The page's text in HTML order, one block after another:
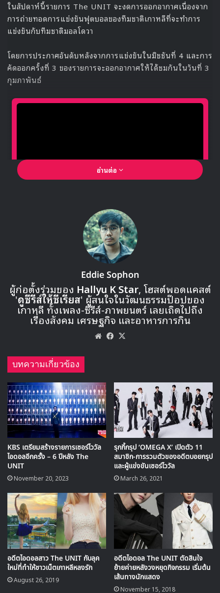
ในสัปดาห์นี้รายการ The UNIT จะงดการออกอากาศเนื่องจาก
การถ่ายทอดการแข่งขันฟุตบอลของทีมชาติเกาหลีที่จะทำการ
แข่งขันกับทีมชาติมอลโดวา
โดยการประกาศอันดับหลังจากการแข่งขันในมิชชันที่ 4 และการ
คัดออกครั้งที่ 3 ของรายการจะออกอากาศให้ได้ชมกันในวันที่ 3
กุมภาพันธ์
🎙GYUBIN ปลื้มเมืองไทยขนาดไหน? ถึงกลับมาถ่าย
MV เพลงใหม่ LIKE U 100 ที่กรุงเทพ
▶ คลิกดูสัมภาษณ์พิเศษ
พร้อมกับประกาศนี้ The UNIT ได้ส่งรูปทีเซอร์สีเทาออกมา ซึ่ง
บนรูปมีตัวอักษรและตัวเลขปริศนาที่สร้างความสงสัยให้กับ
แฟนๆของรายการ
รูปทีเซอร์ที่ถูกปล่อยออกมานี้สื่อในเกาหลีได้เรียกว่า The UNIT
BLACK มาพร้อมกับโลโก้สีดำ และอักษร-ตัวเลข 24 – 10 – 03
– C2 – 16 ทำให้เหล่า ยูนิตเมคเกอร์ ต่างคาดเดากันไปต่างๆ
อ่านต่อ
Eddie Sophon
ผู้ก่อตั้งร่วมของ Hallyu K Star, โฮสต์พอดแคสต์
'ดูซีรีส์ให้ซีเรียส' ผู้สนใจในวัฒนธรรมป๊อปของ
เกาหลี ทั้งเพลง-ซีรีส์-ภาพยนตร์ เลยเถิดไปถึง
เรื่องสังคม เศรษฐกิจ และอาหารการกิน
WebsiteFacebook
บทความเกี่ยวข้อง
KBS เตรียมสร้างรายการเซอร์ไววัล
ไอดอลอีกครั้ง – 6 ปีหลัง The
UNIT
November 20, 2023
รุกกี้กรุป ‘OMEGA X’ เปิดตัว 11
สมาชิก-การรวมตัวของอดีตบอยกรุป
และผู้แข่งขันเซอร์ไววัล
March 26, 2021
อดีตไอดอลสาว The UNIT กับลุค
ใหม่ที่ทำให้ชาวเน็ตเกาหลีหลงรัก
August 26, 2019
อดีตไอดอล The UNIT ตัดสินใจ
ย้ายค่ายหลังวงหยุดกิจกรรม เริ่มต้น
เส้นทางนักแสดง
November 15, 2018